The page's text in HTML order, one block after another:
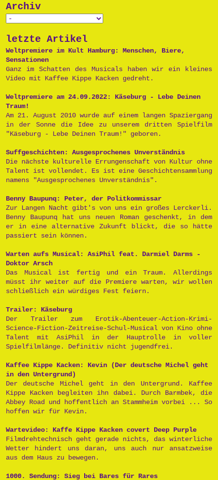
Archiv
letzte Artikel
Weltpremiere im Kult Hamburg: Menschen, Biere,
Sensationen
Ganz im Schatten des Musicals haben wir ein kleines
Video mit Kaffee Kippe Kacken gedreht.
Weltpremiere am 24.09.2022: Käseburg - Lebe Deinen
Traum!
Am 21. August 2010 wurde auf einem langen Spaziergang
in der Sonne die Idee zu unserem dritten Spielfilm
"Käseburg - Lebe Deinen Traum!" geboren.
Suffgeschichten: Ausgesprochenes Unverständnis
Die nächste kulturelle Errungenschaft von Kultur ohne
Talent ist vollendet. Es ist eine Geschichtensammlung
namens "Ausgesprochenes Unverständnis".
Benny Baupunq: Peter, der Politkommissar
Zur Langen Nacht gibt's von uns ein großes Lerckerli.
Benny Baupunq hat uns neuen Roman geschenkt, in dem
er in eine alternative Zukunft blickt, die so hätte
passiert sein können.
Warten aufs Musical: AsiPhil feat. Darmiel Darms -
Doktor Arsch
Das Musical ist fertig und ein Traum. Allerdings
müsst ihr weiter auf die Premiere warten, wir wollen
schließlich ein würdiges Fest feiern.
Trailer: Käseburg
Der Trailer zum Erotik-Abenteuer-Action-Krimi-
Science-Fiction-Zeitreise-Schul-Musical von Kino ohne
Talent mit AsiPhil in der Hauptrolle in voller
Spielfilmlänge. Definitiv nicht jugendfrei.
Kaffee Kippe Kacken: Kevin (Der deutsche Michel geht
in den Untergrund)
Der deutsche Michel geht in den Untergrund. Kaffee
Kippe Kacken begleiten ihn dabei. Durch Barmbek, die
Abbey Road und hoffentlich an Stammheim vorbei ... So
hoffen wir für Kevin.
Wartevideo: Kaffe Kippe Kacken covert Deep Purple
Filmdrehtechnisch geht gerade nichts, das winterliche
Wetter hindert uns daran, uns auch nur ansatzweise
aus dem Haus zu bewegen.
1000. Sendung: Sieg bei Bares für Rares